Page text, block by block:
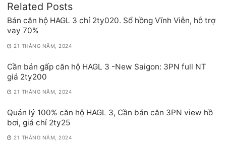
Related Posts
Bán căn hộ HAGL 3 chỉ 2ty020. Sổ hồng Vĩnh Viễn, hỗ trợ
vay 70%
21 THÁNG NĂM, 2024
Cần bán gấp căn hộ HAGL 3 -New Saigon: 3PN full NT
giá 2ty200
21 THÁNG NĂM, 2024
Quản lý 100% căn hộ HAGL 3, Cần bán căn 3PN view hồ
bơi, giá chỉ 2ty25
21 THÁNG NĂM, 2024